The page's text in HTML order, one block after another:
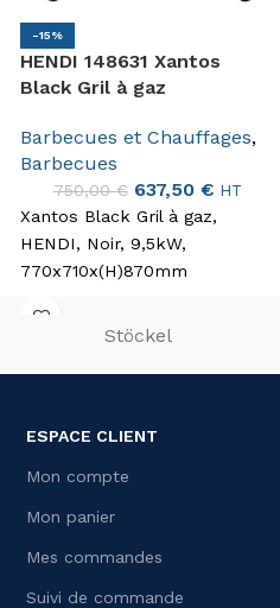
-15%
HENDI 148631 Xantos
Black Gril à gaz
Barbecues et Chauffages,
Barbecues
750,00€ 637,50 € HT
Xantos Black Gril à gaz,
HENDI, Noir, 9,5kW,
770x710x(H)870mm
Stöckel
ESPACE CLIENT
Mon compte
Mon panier
Mes commandes
Suivi de commande